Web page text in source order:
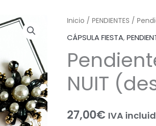
Inicio / PENDIENTES /
CÁPSULA FIESTA,
NUIT
27,00€ IVA
Pendientes
AURORA
(desmontables)